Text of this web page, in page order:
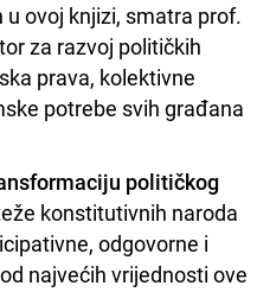
ovoj knjizi, smatra prof.
za razvoj političkih
prava, kolektivne
potrebe svih građana
političkog
konstitutivnih naroda
odgovorne i
najvećih vrijednosti ove